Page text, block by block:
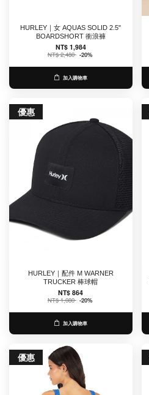
HURLEY｜女 AQUAS SOLID 2.5"
BOARDSHORT 衝浪褲
NT$ 1,984
NT$ 2,480 -20%
加入購物車
優惠
HURLEY｜配件 M WARNER
TRUCKER 棒球帽
NT$ 864
NT$ 1,080 -20%
加入購物車
優惠